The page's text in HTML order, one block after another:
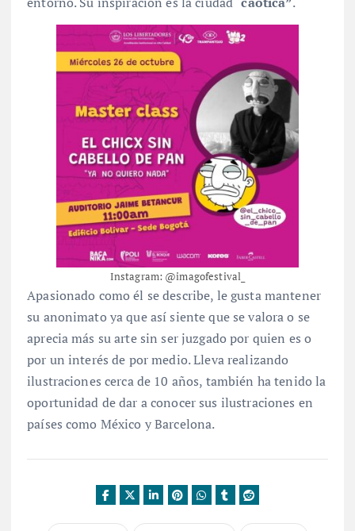
Instagram: @imagofestival_
Apasionado como él se describe, le gusta mantener
su anonimato ya que así siente que se valora o se
aprecia más su arte sin ser juzgado por quien es o
por un interés de por medio. Lleva realizando
ilustraciones cerca de 10 años, también ha tenido la
oportunidad de dar a conocer sus ilustraciones en
países como México y Barcelona.